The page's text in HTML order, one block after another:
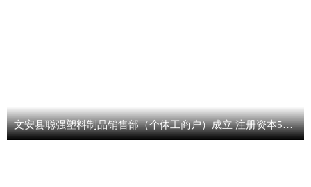
文安县聪强塑料制品销售部（个体工商户）成立 注册资本50万人民币